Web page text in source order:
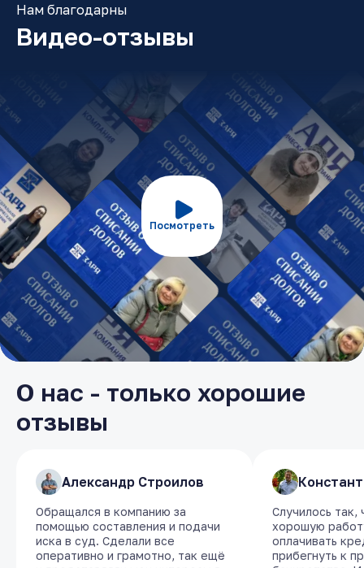
Нам благодарны
Видео-отзывы
Посмотреть
О нас - только хорошие
отзывы
​Александр Строилов
Обращался в компанию за
помощью составления и подачи
иска в суд. Сделали все
оперативно и грамотно, так ещё
Случилось так,
хорошую
оплачивать
прибегнуть к
​Александр Строилов
Обращался в компанию за
помощью составления и подачи
иска в суд. Сделали все
оперативно и грамотно, так ещё
Случилось так,
хорошую
оплачивать
прибегнуть к